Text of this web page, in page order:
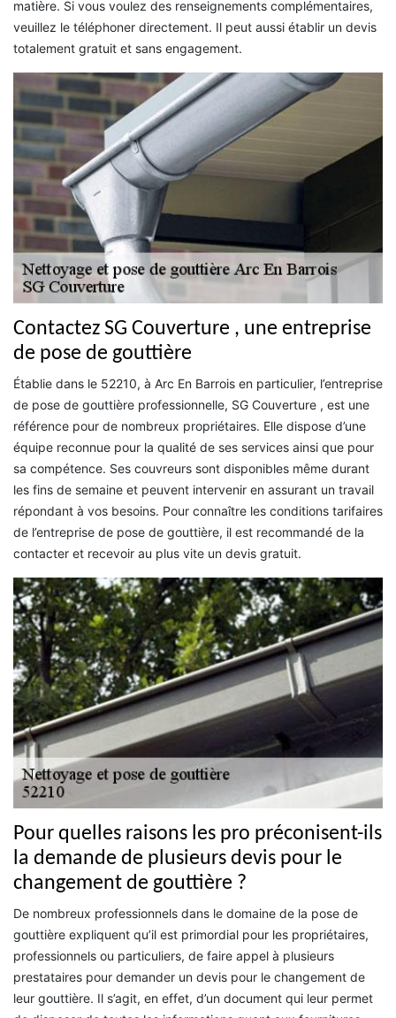
matière. Si vous voulez des renseignements complémentaires,
veuillez le téléphoner directement. Il peut aussi établir un devis
totalement gratuit et sans engagement.
Contactez SG Couverture , une entreprise
de pose de gouttière
Établie dans le 52210, à Arc En Barrois en particulier, l’entreprise
de pose de gouttière professionnelle, SG Couverture , est une
référence pour de nombreux propriétaires. Elle dispose d’une
équipe reconnue pour la qualité de ses services ainsi que pour
sa compétence. Ses couvreurs sont disponibles même durant
les fins de semaine et peuvent intervenir en assurant un travail
répondant à vos besoins. Pour connaître les conditions tarifaires
de l’entreprise de pose de gouttière, il est recommandé de la
contacter et recevoir au plus vite un devis gratuit.
Pour quelles raisons les pro préconisent-ils
la demande de plusieurs devis pour le
changement de gouttière ?
De nombreux professionnels dans le domaine de la pose de
gouttière expliquent qu’il est primordial pour les propriétaires,
professionnels ou particuliers, de faire appel à plusieurs
prestataires pour demander un devis pour le changement de
leur gouttière. Il s’agit, en effet, d’un document qui leur permet